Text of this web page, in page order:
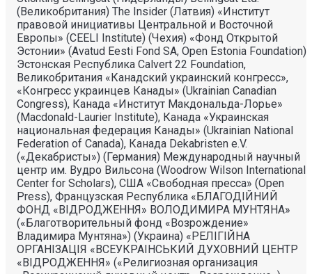
(Великобритания) The Insider (Латвия) «Институт
правовой инициативы Центральной и Восточной
Европы» (CEELI Institute) (Чехия) «Фонд Открытой
Эстонии» (Avatud Eesti Fond SA, Open Estonia Foundation)
Эстонская Республика Calvert 22 Foundation,
Великобритания «Канадский украинский конгресс»,
«Конгресс украинцев Канады» (Ukrainian Canadian
Congress), Канада «Институт Макдональда-Лорье»
(Macdonald-Laurier Institute), Канада «Украинская
национальная федерация Канады» (Ukrainian National
Federation of Canada), Канада Dekabristen e.V.
(«Декабристы») (Германия) Международный научный
центр им. Вудро Вильсона (Woodrow Wilson International
Center for Scholars), США «Свободная пресса» (Open
Press), Французская Республика «БЛАГОДIЙНИЙ
ФОНД «ВIДРОДЖЕННЯ» ВОЛОДИМИРА МУНТЯНА»
(«Благотворительный фонд «Возрождение»
Владимира Мунтяна») (Украина) «РЕЛIГIЙНА
ОРГАНIЗАЦIЯ «ВСЕУКРАIНСЬКИЙ ДУХОВНИЙ ЦЕНТР
«ВIДРОДЖЕННЯ» («Религиозная организация